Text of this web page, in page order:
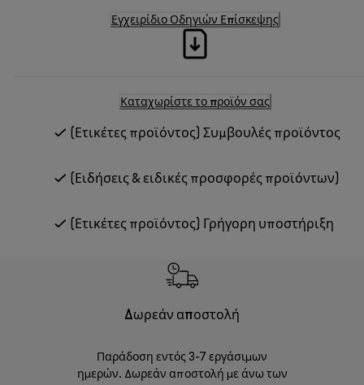
Εγχειρίδιο Οδηγιών Επίσκεψης
Καταχωρίστε το προϊόν σας
(Ετικέτες προϊόντος) Συμβουλές προϊόντος
(Ειδήσεις & ειδικές προσφορές προϊόντων)
(Ετικέτες προϊόντος) Γρήγορη υποστήριξη
Δωρεάν αποστολή
Παράδοση εντός 3-7 εργάσιμων
ημερών. Δωρεάν αποστολή με άνω των